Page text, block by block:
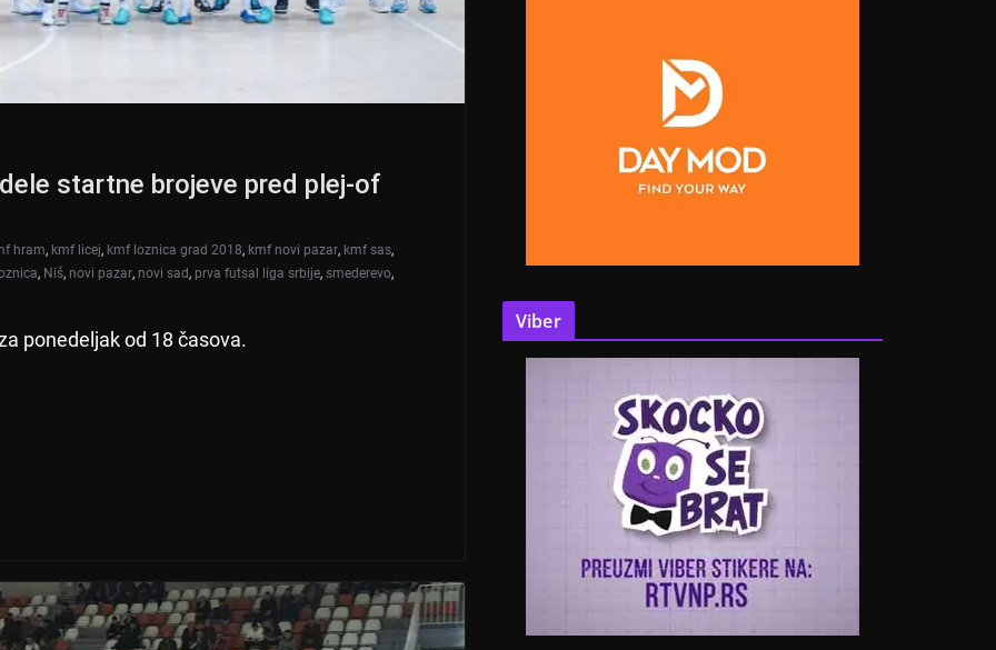
startne brojeve pred plej-of
hram, kmf licej, kmf loznica grad 2018, kmf novi pazar, kmf sas,
, Niš, novi pazar, novi sad, prva futsal liga srbije, smederevo,
ponedeljak od 18 časova.
Viber